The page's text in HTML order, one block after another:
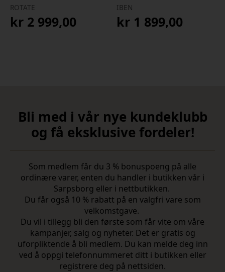
ROTATE
kr 2 999,00
IBEN
kr1 899,00
Bli med i vår nye kundeklubb
og få eksklusive fordeler!
Som medlem får du 3 % bonuspoeng på alle
ordinære varer, enten du handler i butikken vår i
Sarpsborg eller i nettbutikken.
Du får også 10 % rabatt på en valgfri vare som
velkomstgave.
Du vil i tillegg bli den første som får vite om våre
kampanjer, salg og nyheter. Det er gratis og
uforpliktende å bli medlem. Du kan melde deg inn
ved å oppgi telefonnummeret ditt i butikken eller
registrere deg på nettsiden.